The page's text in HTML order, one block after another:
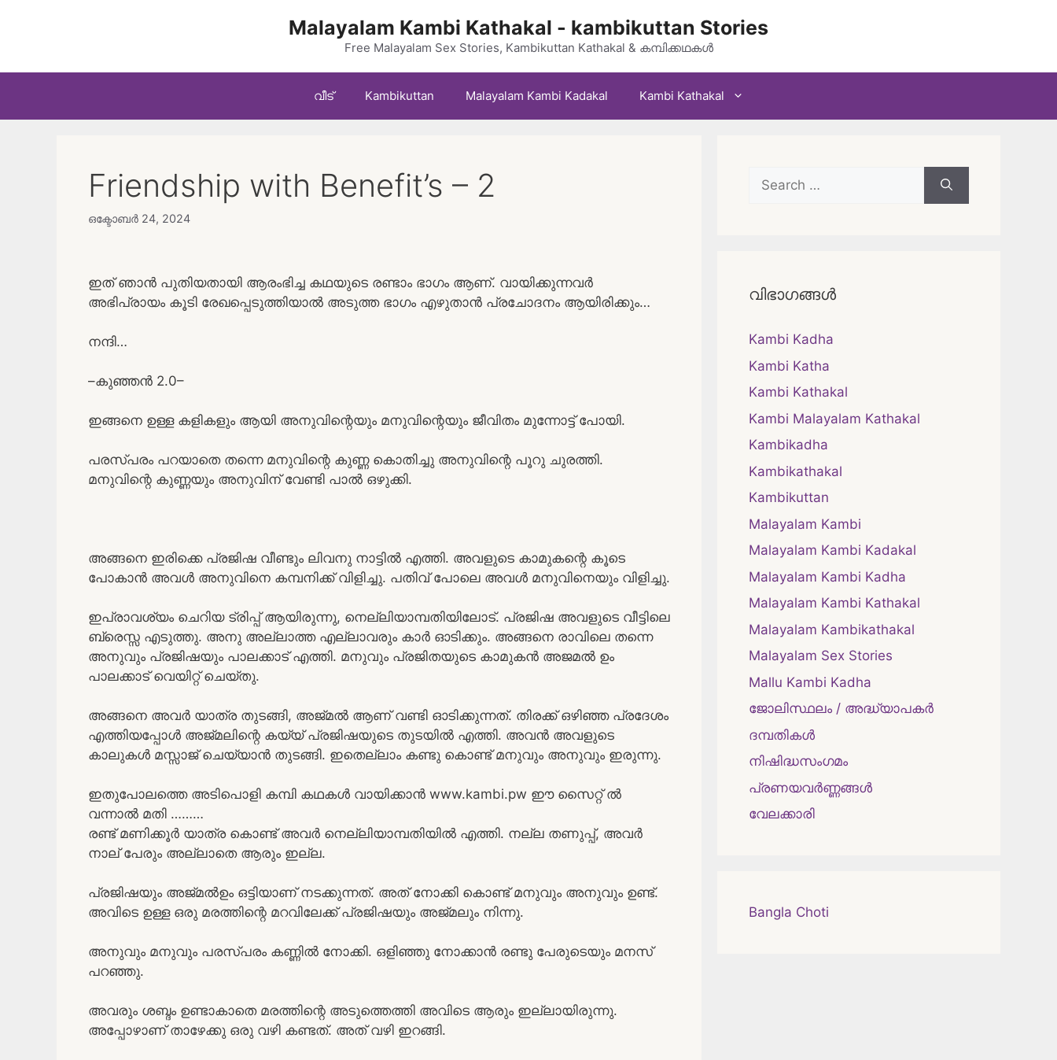
Malayalam Kambi Kathakal - kambikuttan Stories
Free Malayalam Sex Stories, Kambikuttan Kathakal & കമ്പിക്കഥകൾ
വീട് Kambikuttan Malayalam Kambi Kadakal Kambi Kathakal
Friendship with Benefit’s – 2
ഒക്ടോബർ 24, 2024
ഇത് ഞാൻ പുതിയതായി ആരംഭിച്ച കഥയുടെ രണ്ടാം ഭാഗം ആണ്. വായിക്കുന്നവർ
അഭിപ്രായം കൂടി രേഖപ്പെടുത്തിയാൽ അടുത്ത ഭാഗം എഴുതാൻ പ്രചോദനം ആയിരിക്കും…
നന്ദി…
–കുഞ്ഞൻ 2.0–
ഇങ്ങനെ ഉള്ള കളികളും ആയി അനുവിന്റെയും മനുവിന്റെയും ജീവിതം മുന്നോട്ട് പോയി.
പരസ്പരം പറയാതെ തന്നെ മനുവിന്റെ കുണ്ണ കൊതിച്ചു അനുവിന്റെ പൂറു ചുരത്തി.
മനുവിന്റെ കുണ്ണയും അനുവിന് വേണ്ടി പാൽ ഒഴുക്കി.
അങ്ങനെ ഇരിക്കെ പ്രജിഷ വീണ്ടും ലിവനു നാട്ടിൽ എത്തി. അവളുടെ കാമുകന്റെ കൂടെ
പോകാൻ അവൾ അനുവിനെ കമ്പനിക്ക് വിളിച്ചു. പതിവ് പോലെ അവൾ മനുവിനെയും വിളിച്ചു.
ഇപ്രാവശ്യം ചെറിയ ട്രിപ്പ്‌ ആയിരുന്നു, നെല്ലിയാമ്പതിയിലോട്. പ്രജിഷ അവളുടെ വീട്ടിലെ
ബ്രെസ്സ എടുത്തു. അനു അല്ലാത്ത എല്ലാവരും കാർ ഓടിക്കും. അങ്ങനെ രാവിലെ തന്നെ
അനുവും പ്രജിഷയും പാലക്കാട് എത്തി. മനുവും പ്രജിതയുടെ കാമുകൻ അജമൽ ഉം
പാലക്കാട്‌ വെയിറ്റ് ചെയ്തു.
അങ്ങനെ അവർ യാത്ര തുടങ്ങി, അജ്മൽ ആണ് വണ്ടി ഓടിക്കുന്നത്. തിരക്ക് ഒഴിഞ്ഞ പ്രദേശം
എത്തിയപ്പോൾ അജ്മലിന്റെ കയ്യ് പ്രജിഷയുടെ തുടയിൽ എത്തി. അവൻ അവളുടെ
കാലുകൾ മസ്സാജ് ചെയ്യാൻ തുടങ്ങി. ഇതെല്ലാം കണ്ടു കൊണ്ട് മനുവും അനുവും ഇരുന്നു.
ഇതുപോലത്തെ അടിപൊളി കമ്പി കഥകൾ വായിക്കാൻ www.kambi.pw ഈ സൈറ്റ് ൽ
വന്നാൽ മതി ………
രണ്ട് മണിക്കൂർ യാത്ര കൊണ്ട് അവർ നെല്ലിയാമ്പതിയിൽ എത്തി. നല്ല തണുപ്പ്, അവർ
നാല് പേരും അല്ലാതെ ആരും ഇല്ല.
പ്രജിഷയും അജ്മൽഉം ഒട്ടിയാണ് നടക്കുന്നത്. അത് നോക്കി കൊണ്ട് മനുവും അനുവും ഉണ്ട്.
അവിടെ ഉള്ള ഒരു മരത്തിന്റെ മറവിലേക്ക് പ്രജിഷയും അജ്മലും നിന്നു.
അനുവും മനുവും പരസ്പരം കണ്ണിൽ നോക്കി. ഒളിഞ്ഞു നോക്കാൻ രണ്ടു പേരുടെയും മനസ്
പറഞ്ഞു.
അവരും ശബ്ദം ഉണ്ടാകാതെ മരത്തിന്റെ അടുത്തെത്തി അവിടെ ആരും ഇല്ലായിരുന്നു.
അപ്പോഴാണ് താഴേക്കു ഒരു വഴി കണ്ടത്. അത് വഴി ഇറങ്ങി.
Search
for:
വിഭാഗങ്ങൾ
Kambi Kadha
Kambi Katha
Kambi Kathakal
Kambi Malayalam Kathakal
Kambikadha
Kambikathakal
Kambikuttan
Malayalam Kambi
Malayalam Kambi Kadakal
Malayalam Kambi Kadha
Malayalam Kambi Kathakal
Malayalam Kambikathakal
Malayalam Sex Stories
Mallu Kambi Kadha
ജോലിസ്ഥലം / അദ്ധ്യാപകർ
ദമ്പതികള്‍
നിഷിദ്ധസംഗമം
പ്രണയവർണ്ണങ്ങൾ
വേലക്കാരി
Bangla Choti